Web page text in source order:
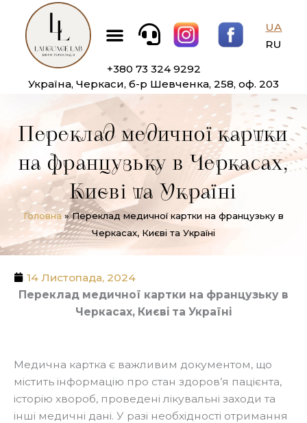
Перейти
вмісту
Меню
UA
RU
+380 73 324 9292
Україна, Черкаси, б-р Шевченка, 258, оф. 203
Переклад медичної картки
на французьку в Черкасах,
Києві та Україні
Головна »Переклад медичної картки на французьку в
Черкасах, Києві та Україні
14 Листопада, 2024
Переклад медичної картки на французьку в
Черкасах, Києві та Україні
Медична картка є важливим документом, що
містить інформацію про стан здоров’я пацієнта,
історію хвороб, проведені лікувальні заходи та
інші медичні дані. У разі необхідності отримання